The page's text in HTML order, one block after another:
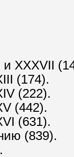
и XXXVII
(174).
(222).
(442).
(631).
(839).